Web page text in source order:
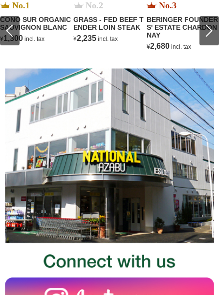
No.1
CONO SUR ORGANIC
SAUVIGNON BLANC
¥1,300 incl. tax
No.2
GRASS - FED BEEF T
ENDER LOIN STEAK
¥2,235 incl. tax
No.3
BERINGER FOUNDER
S' ESTATE CHARDON
NAY
¥2,680 incl. tax